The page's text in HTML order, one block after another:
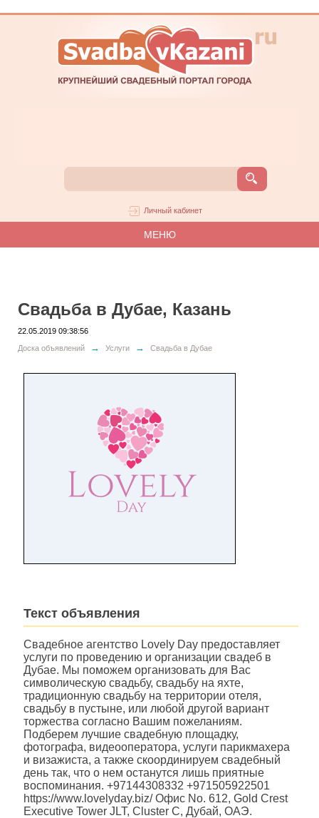
Личный кабинет
МЕНЮ
Свадьба в Дубае, Казань
22.05.2019 09:38:56
Доска объявлений
→ Услуги → Свадьба в Дубае
Текст объявления
Свадебное агентство Lovely Day предоставляет
услуги по проведению и организации свадеб в
Дубае. Мы поможем организовать для Вас
символическую свадьбу, свадьбу на яхте,
традиционную свадьбу на территории отеля,
свадьбу в пустыне, или любой другой вариант
торжества согласно Вашим пожеланиям.
Подберем лучшие свадебную площадку,
фотографа, видеооператора, услуги парикмахера
и визажиста, а также скоординируем свадебный
день так, что о нем останутся лишь приятные
воспоминания. +97144308332 +971505922501
https://www.lovelyday.biz/ Офис No. 612, Gold Crest
Executive Tower JLT, Cluster C, Дубай, ОАЭ.